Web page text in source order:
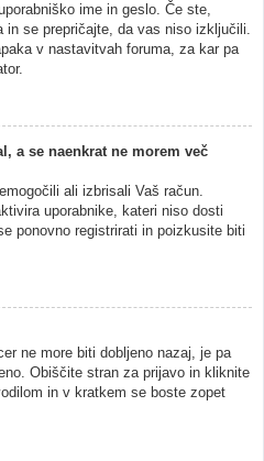
ime in geslo. Če ste,
in se prepričajte, da vas niso izključili.
v nastavitvah foruma, za kar pa
a se naenkrat ne morem več
ali izbrisali Vaš račun.
uporabnike, kateri niso dosti
ponovno registrirati in poizkusite biti
ne more biti dobljeno nazaj, je pa
Obiščite stran za prijavo in kliknite
in v kratkem se boste zopet